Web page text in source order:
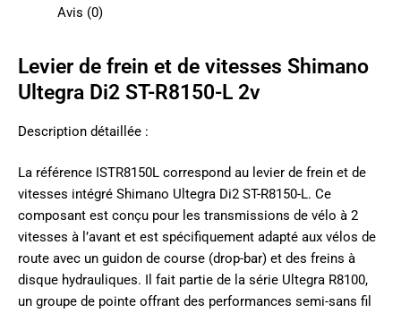
Avis (0)
Levier de frein et de vitesses Shimano
Ultegra Di2 ST-R8150-L 2v
Description détaillée :
La référence ISTR8150L correspond au levier de frein et de
vitesses intégré Shimano Ultegra Di2 ST-R8150-L. Ce
composant est conçu pour les transmissions de vélo à 2
vitesses à l’avant et est spécifiquement adapté aux vélos de
route avec un guidon de course (drop-bar) et des freins à
disque hydrauliques. Il fait partie de la série Ultegra R8100,
un groupe de pointe offrant des performances semi-sans fil